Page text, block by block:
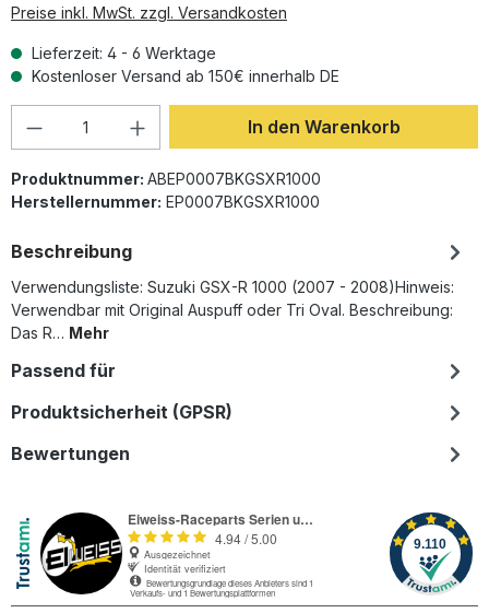
Preise inkl. MwSt. zzgl. Versandkosten
Lieferzeit: 4 - 6 Werktage
Kostenloser Versand ab 150€ innerhalb DE
Produkt Anzahl: Gib den gewünschten
In den Warenkorb
Produktnummer: ABEP0007BKGSXR1000
Herstellernummer: EP0007BKGSXR1000
Beschreibung
Verwendungsliste: Suzuki GSX-R 1000 (2007 - 2008)Hinweis:
Verwendbar mit Original Auspuff oder Tri Oval. Beschreibung:
Das R… Mehr
Passend für
Produktsicherheit (GPSR)
Bewertungen